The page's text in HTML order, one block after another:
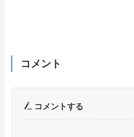
コメント
コメントする